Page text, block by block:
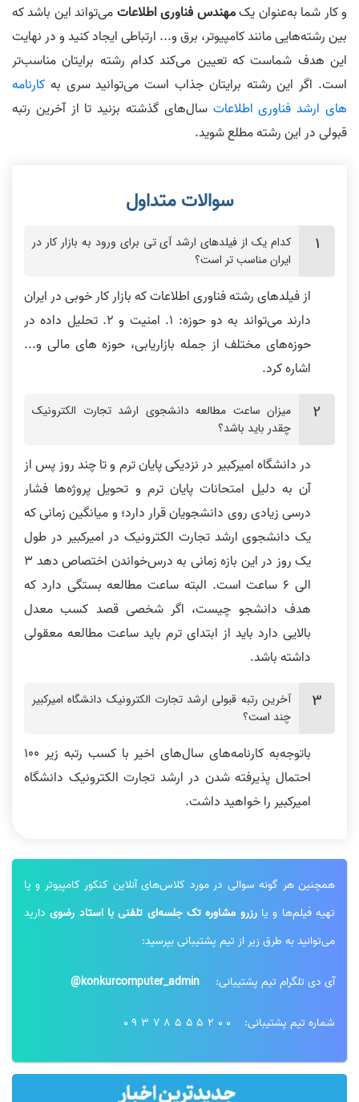
و کار شما به‌عنوان یکمهندسفناوریاطلاعاتمی‌تواند این باشد که
بین رشته‌هایی مانند کامپیوتر، برق و... ارتباطی ایجاد کنید و در نهایت
این هدف شماست که تعیین می‌کند کدام رشته برایتان مناسب‌تر
است. اگر این رشته برایتان جذاب است می‌توانید سری به کارنامه‌
های ارشد فناوری اطلاعات سال‌های گذشته بزنید تا از آخرین رتبه
قبولی در این رشته مطلع شوید.
کدام یک از فیلدهای ارشد آی‌ تی برای ورود به بازار کار در
ایران مناسب‌ تر است؟
از فیلدهای رشته فناوری اطلاعات که بازار کار خوبی در ایران
دارند می‌تواند به دو حوزه: 1. امنیت و 2. تحلیل داده در
حوزه‌های مختلف از جمله بازاریابی، حوزه های مالی و...
اشاره کرد.
میزان ساعت مطالعه دانشجوی ارشد تجارت الکترونیک
چقدر باید باشد؟
در دانشگاه امیرکبیر در نزدیکی پایان ترم و تا چند روز پس از
آن به دلیل امتحانات پایان ترم و تحویل پروژه‌ها فشار
درسی زیادی روی دانشجویان قرار دارد؛ و میانگین زمانی که
یک دانشجوی ارشد تجارت الکترونیک در امیرکبیر در طول
یک روز در این بازه زمانی به درس‌خواندن اختصاص دهد 3
الی 6 ساعت است. البته ساعت مطالعه بستگی دارد که
هدف دانشجو چیست، اگر شخصی قصد کسب معدل
بالایی دارد باید از ابتدای ترم باید ساعت مطالعه معقولی
داشته باشد.
آخرین رتبه قبولی ارشد تجارت الکترونیک دانشگاه امیرکبیر
چند است؟
باتوجه‌به کارنامه‌های سال‌های اخیر با کسب رتبه زیر 100
احتمال پذیرفته شدن در ارشد تجارت الکترونیک دانشگاه
امیرکبیر را خواهید داشت.
همچنین هر گونه سوالی در مورد کلاس‌های آنلاین کنکور کامپیوتر و یا
تهیه فیلم‌ها و یارزرو مشاوره تک جلسه‌ای تلفنی با استاد رضویدارید
می‌توانید به طرق زیر از تیم پشتیبانی بپرسید:
آی دی تلگرام تیم پشتیبانی: konkurcomputer_admin@
شماره تیم پشتیبانی: 09378555200